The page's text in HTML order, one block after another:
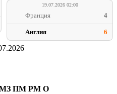
19.07.2026 02:00
Франция 4
Англия 6
ПМ РМ О